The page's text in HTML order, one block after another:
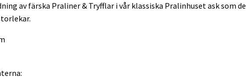
av färska Praliner & Tryfflar i vår klassiska Pralinhuset ask som